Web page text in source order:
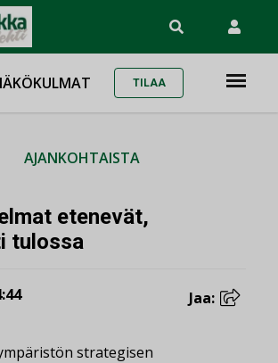
TILAA
AJANKOHTAISTA
etenevät,
tulossa
Jaa:
strategisen